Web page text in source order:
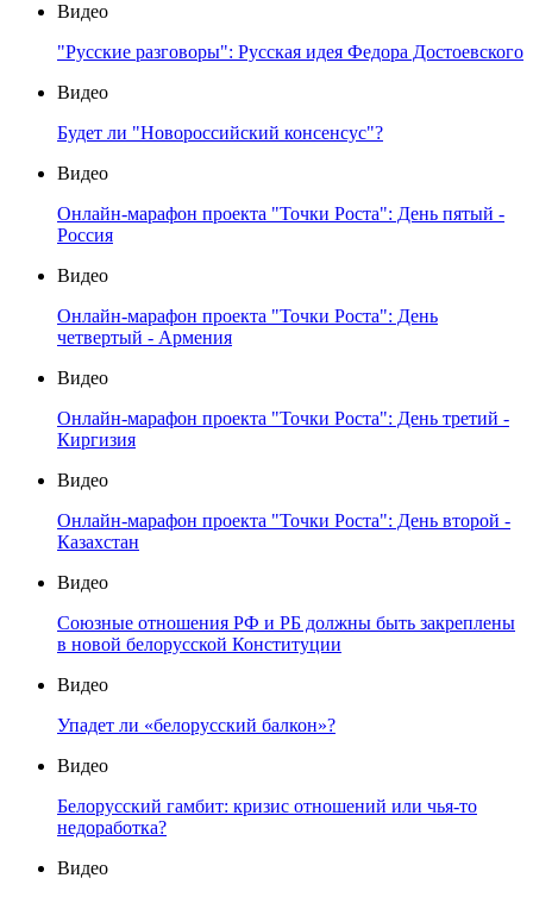
Видео
"Русские разговоры": Русская идея Федора Достоевского
Видео
Будет ли "Новороссийский консенсус"?
Видео
Онлайн-марафон проекта "Точки Роста": День пятый -
Россия
Видео
Онлайн-марафон проекта "Точки Роста": День
четвертый - Армения
Видео
Онлайн-марафон проекта "Точки Роста": День третий -
Киргизия
Видео
Онлайн-марафон проекта "Точки Роста": День второй -
Казахстан
Видео
Союзные отношения РФ и РБ должны быть закреплены
в новой белорусской Конституции
Видео
Упадет ли «белорусский балкон»?
Видео
Белорусский гамбит: кризис отношений или чья-то
недоработка?
Видео